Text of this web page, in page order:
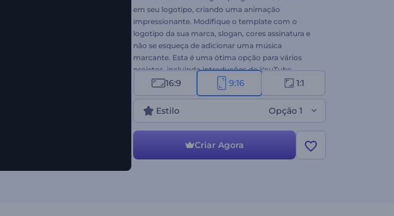
em seu logotipo, criando uma animação
impressionante. Modifique o template com o
logotipo da sua marca, slogan, cores assinatura e
não se esqueça de adicionar uma música
marcante. Esta é uma ótima opção para vários
projetos, incluindo introduções do YouTube,
anúncios em vídeo, aberturas de apresentação e
muito mais. Experimente este template agora
mesmo!
16:9 9:16 1:1
Estilo Opção 1
Criar Agora